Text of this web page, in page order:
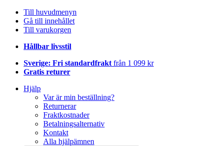
Till huvudmenyn
Gå till innehållet
Till varukorgen
Hållbar livsstil
Sverige: Fri standardfrakt från 1 099 kr
Gratis returer
Hjälp
Var är min beställning?
Returnerar
Fraktkostnader
Betalningsalternativ
Kontakt
Alla hjälpämnen